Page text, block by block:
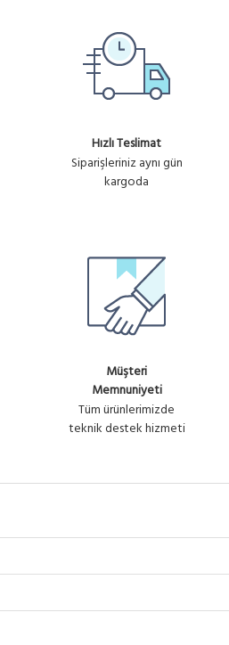
Hızlı Teslimat
Siparişleriniz aynı gün
kargoda
Müşteri
Memnuniyeti
Tüm ürünlerimizde
teknik destek hizmeti